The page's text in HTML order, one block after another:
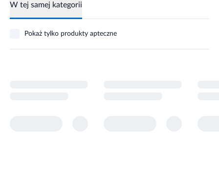
W tej samej kategorii
Pokaż tylko produkty apteczne